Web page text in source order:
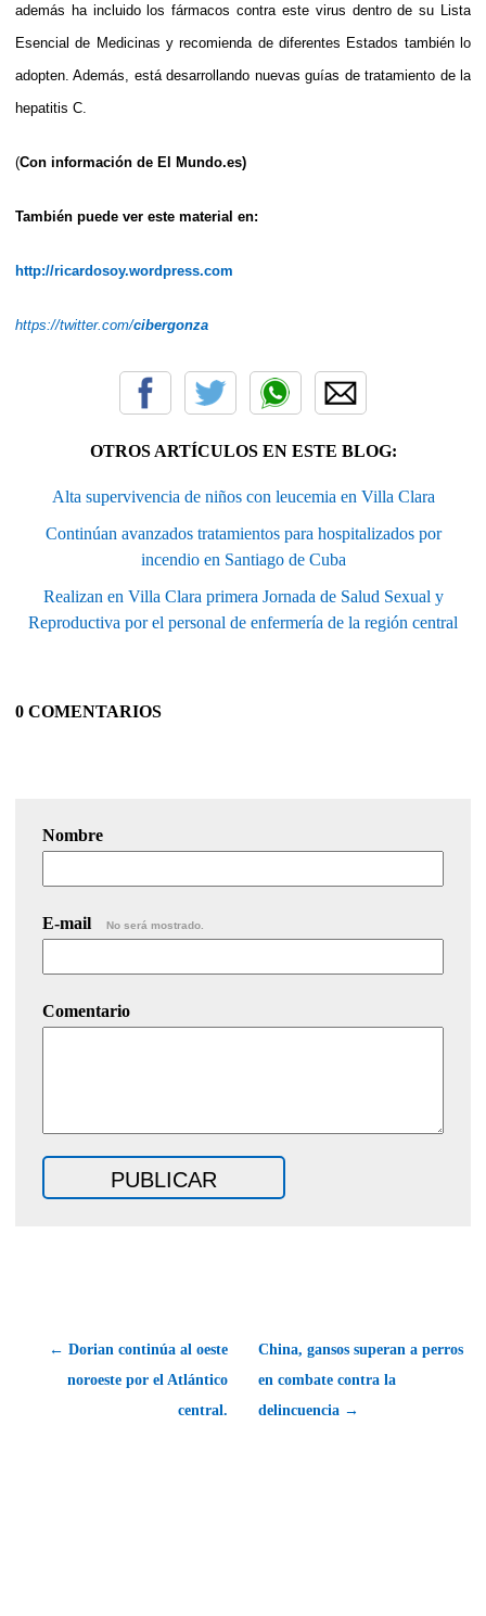
además ha incluido los fármacos contra este virus dentro de su Lista
Esencial de Medicinas y recomienda de diferentes Estados también lo
adopten. Además, está desarrollando nuevas guías de tratamiento de la
hepatitis C.
(Con información de El Mundo.es)
También puede ver este material en:
http://ricardosoy.wordpress.com
https://twitter.com/cibergonza
OTROS ARTÍCULOS EN ESTE BLOG:
Alta supervivencia de niños con leucemia en Villa Clara
Continúan avanzados tratamientos para hospitalizados por
incendio en Santiago de Cuba
Realizan en Villa Clara primera Jornada de Salud Sexual y
Reproductiva por el personal de enfermería de la región central
0 COMENTARIOS
Nombre
E-mail No será mostrado.
Comentario
← Dorian continúa al oeste
noroeste por el Atlántico
central.
China, gansos superan a perros
en combate contra la
delincuencia →